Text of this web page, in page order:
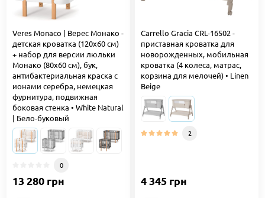
Veres Monaco | Верес Монако -
детская кроватка (120x60 см)
+ набор для версии люльки
Монако (80х60 см), бук,
антибактериальная краска с
ионами серебра, немецкая
фурнитура, подвижная
боковая стенка • White Natural
| Бело-буковый
0
13 280 грн
Carrello Gracia CRL-16502 -
приставная кроватка для
новорожденных, мобильная
кроватка (4 колеса, матрас,
корзина для мелочей) • Linen
Beige
2
4 345 грн